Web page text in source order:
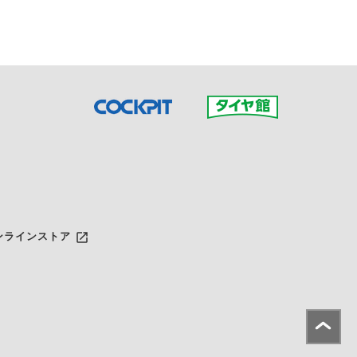
ラインストア launch